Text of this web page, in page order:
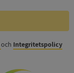
och Integritetspolicy